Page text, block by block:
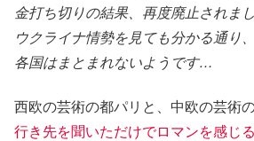
金打ち切りの結果、再度廃止されまし
ウクライナ情勢を見ても分かる通り
各国はまとまれないようです…
西欧の芸術の都パリと、中欧の芸術
行き先を聞いただけでロマンを感じ